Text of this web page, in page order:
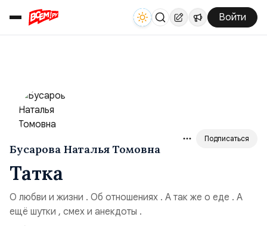
Войти
Бусарова Наталья Томовна
Подписаться
Татка
О любви и жизни . Об отношениях . А так же о еде . А
ещё шутки , смех и анекдоты .